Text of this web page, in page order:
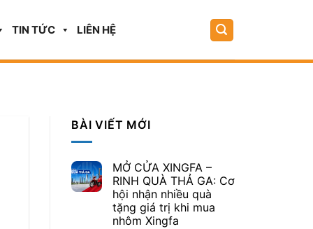
TIN TỨC LIÊN HỆ
BÀI VIẾT MỚI
MỞ CỬA XINGFA –
RINH QUÀ THẢ GA: Cơ
hội nhận nhiều quà
tặng giá trị khi mua
nhôm Xingfa